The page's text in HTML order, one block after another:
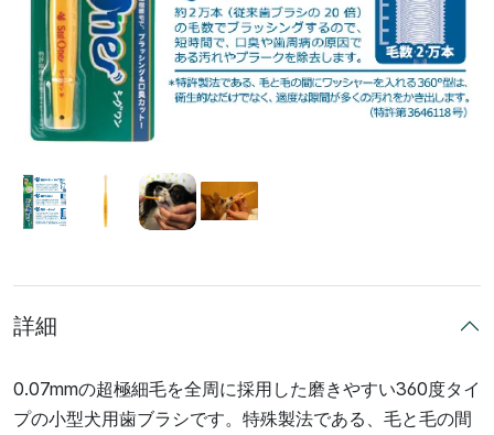
詳細
0.07mmの超極細毛を全周に採用した磨きやすい360度タイ
プの小型犬用歯ブラシです。特殊製法である、毛と毛の間